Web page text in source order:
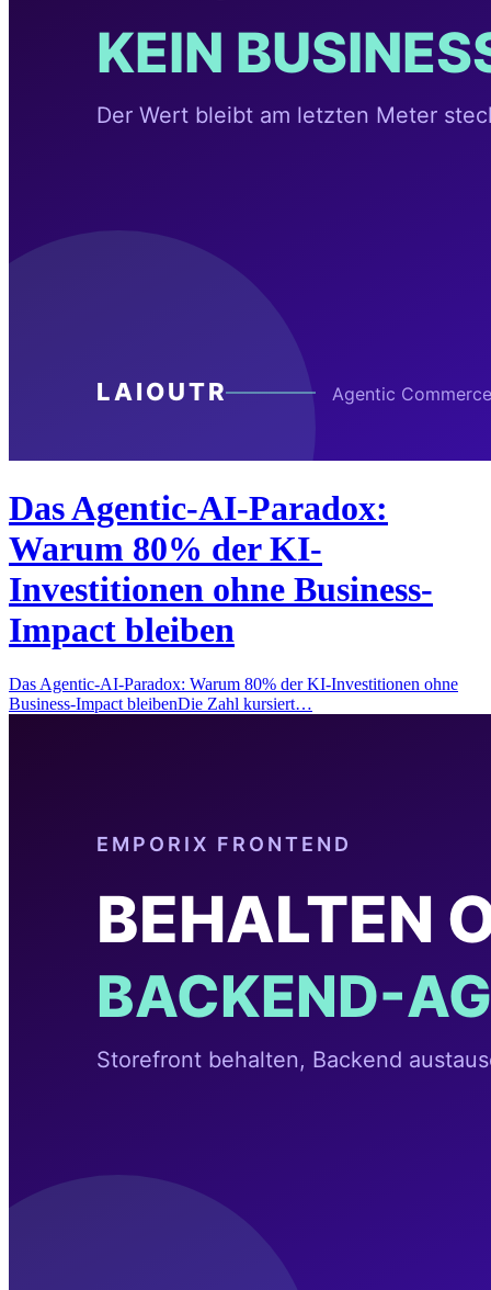
Das Agentic-AI-Paradox:
Warum 80% der KI-
Investitionen ohne Business-
Impact bleiben
Das Agentic-AI-Paradox: Warum 80% der KI-Investitionen ohne
Business-Impact bleibenDie Zahl kursiert…